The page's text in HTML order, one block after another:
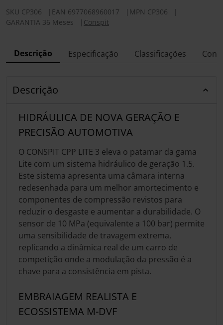
SKU CP306 EAN 6977068960017 MPN CP306
GARANTIA 36 Meses
Conspit
Descrição Especificação Classificações
Descrição
HIDRÁULICA DE NOVA GERAÇÃO E
PRECISÃO AUTOMOTIVA
O CONSPIT CPP LITE 3 eleva o patamar da gama
Lite com um sistema hidráulico de geração 1.5.
Este sistema apresenta uma câmara interna
redesenhada para um melhor amortecimento e
componentes de compressão revistos para
reduzir o desgaste e aumentar a durabilidade. O
sensor de 10 MPa (equivalente a 100 bar) permite
uma sensibilidade de travagem extrema,
replicando a dinâmica real de um carro de
competição onde a modulação da pressão é a
chave para a consistência em pista.
EMBRAIAGEM REALISTA E
ECOSSISTEMA M-DVF